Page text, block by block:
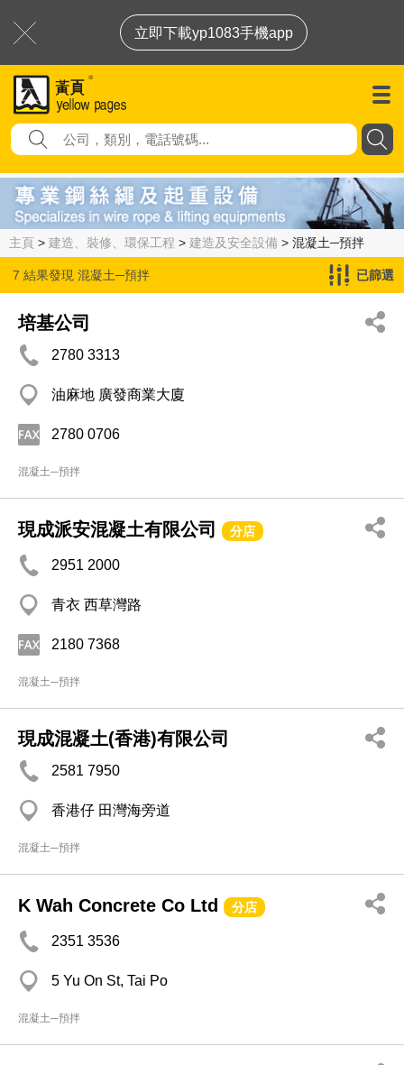
立即下載yp1083手機app
主頁 > 建造、裝修、環保工程 > 建造及安全設備 > 混凝土─預拌
7 結果發現 混凝土─預拌 已篩選
培基公司
2780 3313
油麻地 廣發商業大廈
2780 0706
混凝土─預拌
現成派安混凝土有限公司 分店
2951 2000
青衣 西草灣路
2180 7368
混凝土─預拌
現成混凝土(香港)有限公司
2581 7950
香港仔 田灣海旁道
混凝土─預拌
K Wah Concrete Co Ltd 分店
2351 3536
5 Yu On St, Tai Po
混凝土─預拌